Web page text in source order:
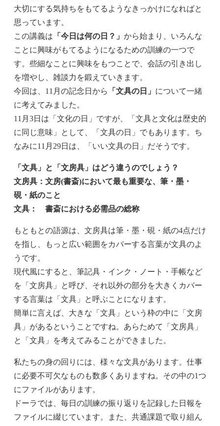
大切にする気持ちをもてるようなきっかけになればと
思っています。
この講義は 「今日は何の日？」 から始まり、いろんな
ことに興味がもてるようになるための訓練の一つで
す。些細なことに興味をもつことで、会話の引き出し
を増やし、雑談力を鍛えていきます。
今回は、11月の記念日から
「文具の日」 について一緒
に考えてみました。
11月3日は「文化の日」ですが、「文具と文化は歴史的
に同じ意味」として、「文具の日」でもあります。ち
なみに11月29日は、「いい文具の日」だそうです。
「文具」と「文房具」はどう違うのでしょう？
文房具：文房(書斎)において最も重要な、筆・墨・
硯・紙のこと
文具： 書斎における必需品の総称
もともとの語源は、文房具は筆・墨・硯・紙の4点だけ
を指し、もっと広い範囲をカバーする言葉が文具のよ
うです。
現代風にすると、筆記具・インク・ノート・手帳など
を「文房具」と呼び、それ以外の部分を大きくカバー
する言葉は「文具」と呼ぶことになります。
簡単に言えば、大きな「文具」という枠の中に「文房
具」があるということですね。あらためて「文房具」
と「文具」を考えてみることができました。
私たちの身の回りには、様々な文具があります。仕事
に必要不可欠なものも数多くありますね。その中の1つ
にファイルがあります。
ドーラでは、毎日の訓練の振り返りを記録した日報を
ファイルに綴じています。また、共通課題で取り組ん